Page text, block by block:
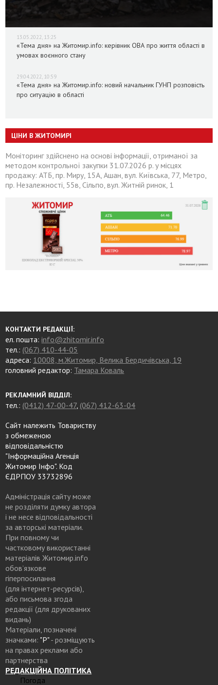
13.05.2022, 13:25
«Тема дня» на Житомир.info: керівник ОВА про життя області в
умовах воєнного стану
29.04.2022, 10:59
«Тема дня» на Житомир.info: новий начальник ГУНП розповість
про ситуацію в області
ЦІНИ В ЖИТОМИРІ
Моніторинг здійснено на основі інформації, отриманої за
методом контрольної закупки 31.07.2026 р. у місцях
продажу: АТБ, пр. Миру, 15А, Ашан, вул. Київська, 77, Метро,
пр. Незалежності, 55в, Сільпо, вул. Житній ринок, 1
КОНТАКТИ РЕДАКЦІЇ:
ел. пошта:info@zhitomir.info
тел.: (067) 410-44-05
адреса: 10008, м.Житомир, Велика Бердичівська, 19
головний редактор: Тамара Коваль
РЕКЛАМНИЙ ВІДДІЛ:
тел.: (0412) 47-00-47, (067) 412-63-04
Сайт належить Товариству
з обмеженою
відповідальністю
"Інформаційна Агенція
Житомир Інфо". Код
ЄДРПОУ 33732896
Адміністрація сайту може
не розділяти думку автора
і не несе відповідальності
за авторські матеріали.
При повному чи
частковому використанні
матеріалів Житомир.info
обов’язкове
гіперпосилання
(для інтернет-ресурсів),
або письмова згода
редакції (для друкованих
видань)
Матеріали, позначені
значками: "Р"- розміщують
на правах реклами або
партнерства
РЕДАКЦІЙНА ПОЛІТИКА
Погода